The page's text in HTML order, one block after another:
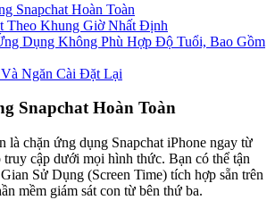
Snapchat Hoàn Toàn
Theo Khung Giờ Nhất Định
Dụng Không Phù Hợp Độ Tuổi, Bao Gồm
Và Ngăn Cài Đặt Lại
Snapchat Hoàn Toàn
là chặn ứng dụng Snapchat iPhone ngay từ
truy cập dưới mọi hình thức. Bạn có thể tận
Sử Dụng (Screen Time) tích hợp sẵn trên
mềm giám sát con từ bên thứ ba.